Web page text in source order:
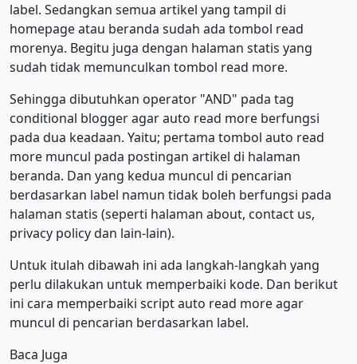
label. Sedangkan semua artikel yang tampil di
homepage atau beranda sudah ada tombol read
morenya. Begitu juga dengan halaman statis yang
sudah tidak memunculkan tombol read more.
Sehingga dibutuhkan operator "AND" pada tag
conditional blogger agar auto read more berfungsi
pada dua keadaan. Yaitu; pertama tombol auto read
more muncul pada postingan artikel di halaman
beranda. Dan yang kedua muncul di pencarian
berdasarkan label namun tidak boleh berfungsi pada
halaman statis (seperti halaman about, contact us,
privacy policy dan lain-lain).
Untuk itulah dibawah ini ada langkah-langkah yang
perlu dilakukan untuk memperbaiki kode. Dan berikut
ini cara memperbaiki script auto read more agar
muncul di pencarian berdasarkan label.
Baca Juga